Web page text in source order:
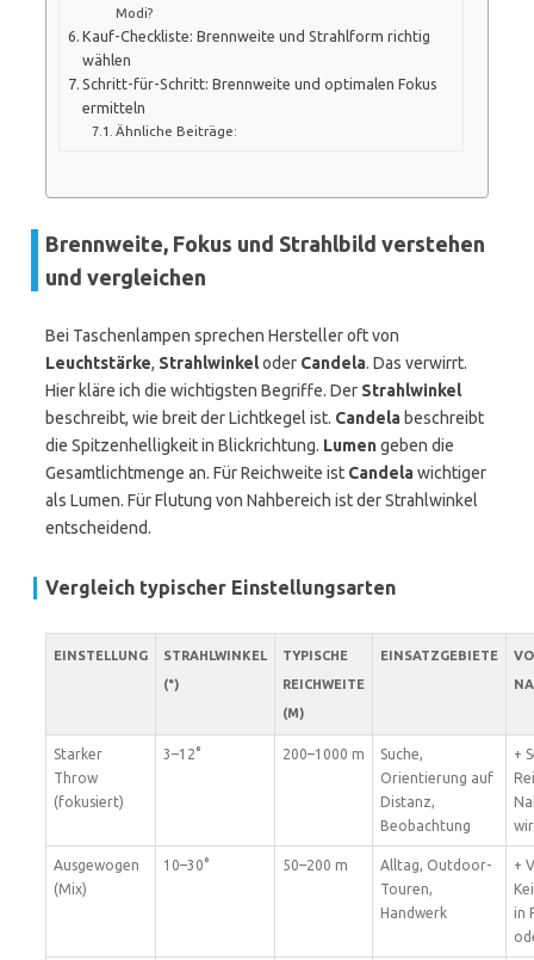
Modi?
Kauf-Checkliste: Brennweite und Strahlform richtig
wählen
Schritt-für-Schritt: Brennweite und optimalen Fokus
ermitteln
Ähnliche Beiträge:
Brennweite, Fokus und Strahlbild verstehen
und vergleichen
Bei Taschenlampen sprechen Hersteller oft von
Leuchtstärke, Strahlwinkeloder Candela. Das verwirrt.
Hier kläre ich die wichtigsten Begriffe. Der Strahlwinkel
beschreibt, wie breit der Lichtkegel ist. Candela beschreibt
die Spitzenhelligkeit in Blickrichtung. Lumengeben die
Gesamtlichtmenge an. Für Reichweite ist Candelawichtiger
als Lumen. Für Flutung von Nahbereich ist der Strahlwinkel
entscheidend.
Vergleich typischer Einstellungsarten
EINSTELLUNG
STRAHLWINKEL
(°)
TYPISCHE
REICHWEITE
(M)
EINSATZGEBIETE
Starker
Throw
(fokusiert)
3–12° 200–1000 m
Suche,
Orientierung auf
Distanz,
Beobachtung
+
Ausgewogen
(Mix)
10–30° 50–200 m
Alltag, Outdoor-
Touren,
Handwerk
+
in